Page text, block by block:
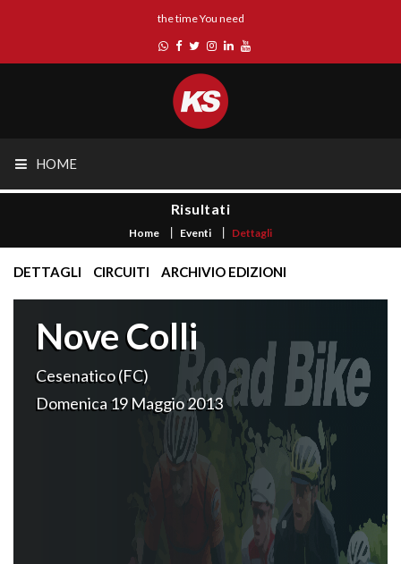
the time You need
HOME
Risultati
Home Eventi Dettagli
DETTAGLI CIRCUITI ARCHIVIO EDIZIONI
Nove Colli
Cesenatico (FC)
Domenica 19 Maggio 2013